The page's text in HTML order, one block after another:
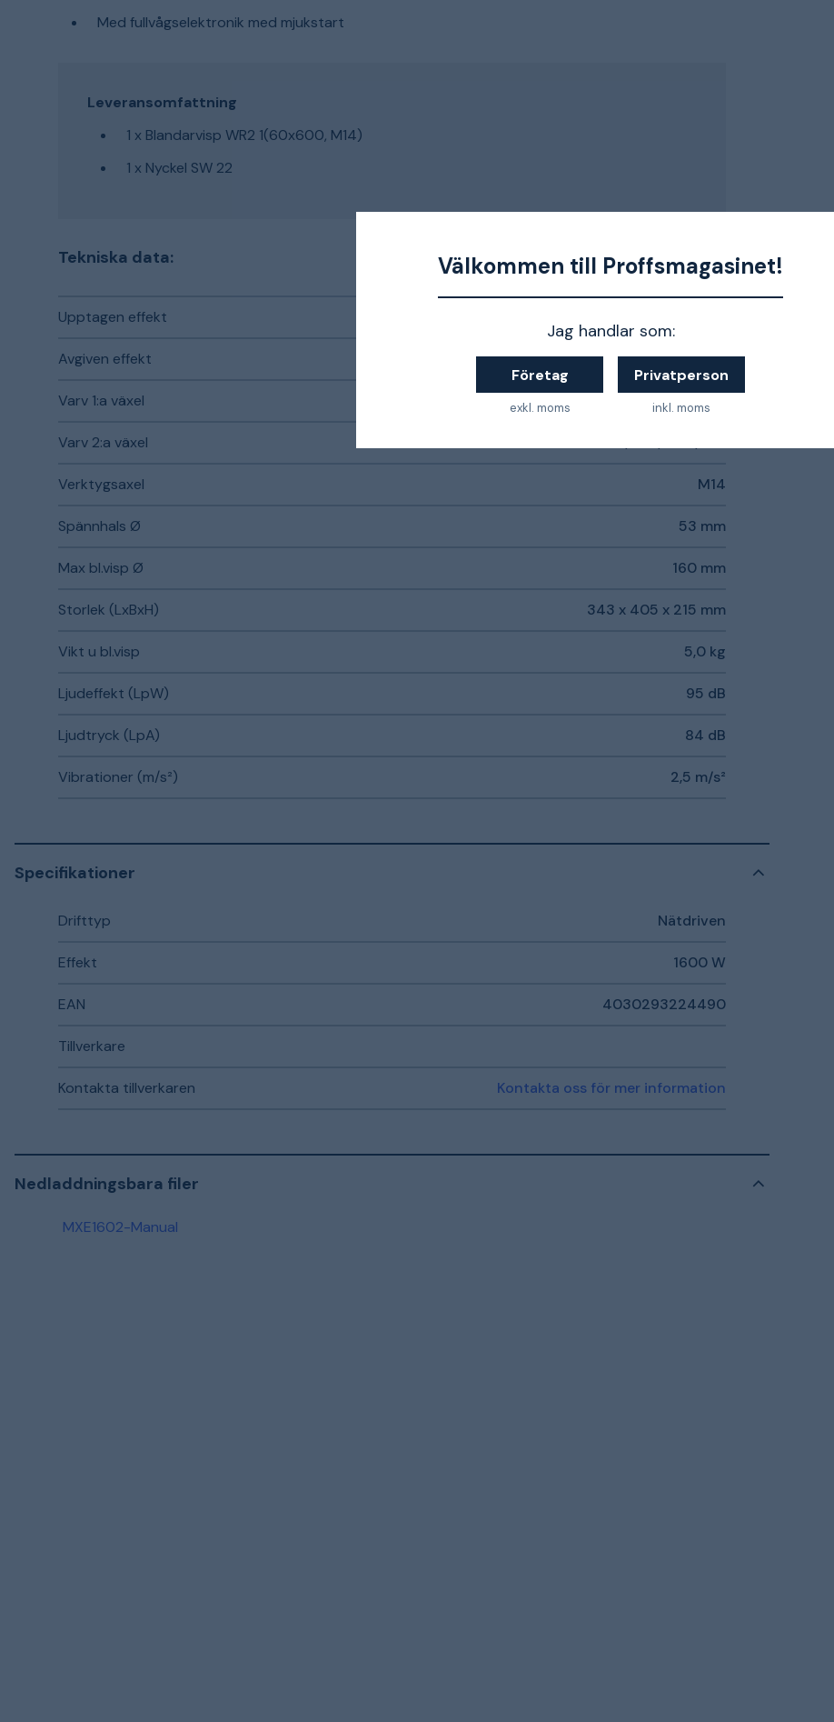
Välkommen till Proffsmagasinet!
Jag handlar som:
Företag
exkl. moms
Privatperson
inkl. moms
Med fullvågselektronik med mjukstart
Leveransomfattning
1 x Blandarvisp WR2 1(60x600, M14)
1 x Nyckel SW 22
Tekniska data:
Upptagen effekt
Avgiven effekt 925 W
Varv 1:a växel 0-210/325/530 /min
Varv 2:a växel
Verktygsaxel M14
Spännhals Ø 53 mm
Max bl.visp Ø 160 mm
Storlek (LxBxH) 343 x 405 x 215 mm
Vikt u bl.visp 5,0 kg
Ljudeffekt (LpW) 95 dB
Ljudtryck (LpA) 84 dB
Vibrationer (m/s²) 2,5 m/s²
Specifikationer
Drifttyp Nätdriven
Effekt 1600 W
EAN 4030293224490
Tillverkare
Kontakta tillverkaren Kontakta oss för mer information
Nedladdningsbara filer
MXE1602-Manual